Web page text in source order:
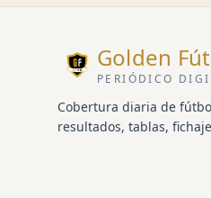
Golden
PERIÓDICO
Cobertura diaria de
resultados, tablas,